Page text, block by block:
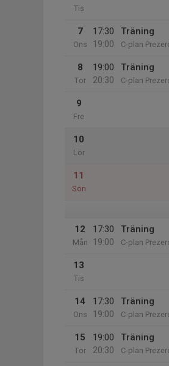
Tis
7
Ons
17:30
19:00
Träning
C-plan
8
Tor
19:00
20:30
Träning
C-plan
9
Fre
10
Lör
11
Sön
12
Mån
17:30
19:00
Träning
C-plan
13
Tis
14
Ons
17:30
19:00
Träning
C-plan
15
Tor
19:00
20:30
Träning
C-plan